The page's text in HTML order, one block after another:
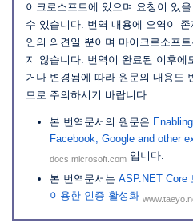
이크로소프트에 있으며 요청이 있
수 있습니다. 번역 내용에 오역이
인의 의견일 뿐이며 마이크로소프
지 않습니다. 번역이 완료된 이후에
거나 변경됨에 따라 원문의 내용도
므로 주의하시기 바랍니다.
본 번역문서의 원문은
Facebook, Google and other
docs.microsoft.com 입니다.
본 번역문서는 ASP.NET Core
이용한 인증 활성화